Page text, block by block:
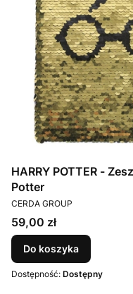
HARRY POTTER -
Potter
PRODUCENT
CERDA GROUP
Cena
59,00 zł
Do koszyka
Dostępność: Dostępny